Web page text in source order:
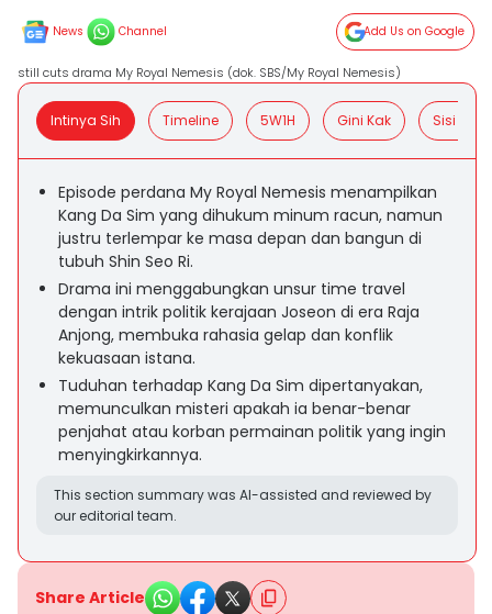
News Channel Add Us on Google
still cuts drama My Royal Nemesis (dok. SBS/My Royal Nemesis)
Intinya Sih Timeline 5W1H Gini Kak Sisi
Episode perdana My Royal Nemesis menampilkan
Kang Da Sim yang dihukum minum racun, namun
justru terlempar ke masa depan dan bangun di
tubuh Shin Seo Ri.
Drama ini menggabungkan unsur time travel
dengan intrik politik kerajaan Joseon di era Raja
Anjong, membuka rahasia gelap dan konflik
kekuasaan istana.
Tuduhan terhadap Kang Da Sim dipertanyakan,
memunculkan misteri apakah ia benar-benar
penjahat atau korban permainan politik yang ingin
menyingkirkannya.
This section summary was AI-assisted and reviewed by
our editorial team.
Share Article